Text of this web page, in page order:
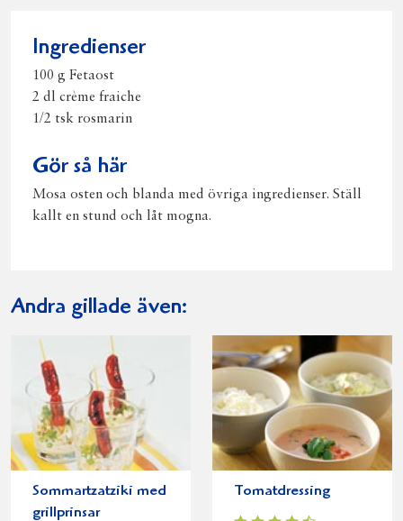
Ingredienser
100 g Fetaost
2 dl crème fraiche
1/2 tsk rosmarin
Gör så här
Mosa osten och blanda med övriga ingredienser. Ställ
kallt en stund och låt mogna.
Andra gillade även:
Sommartzatziki med
grillprinsar
Tomatdressing